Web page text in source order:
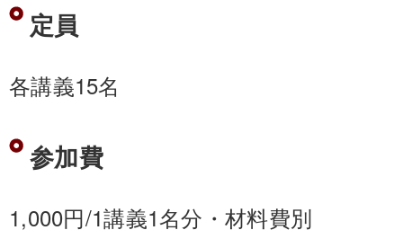
定員
各講義15名
参加費
1,000円/1講義1名分・材料費別